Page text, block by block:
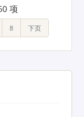
项
8 下页